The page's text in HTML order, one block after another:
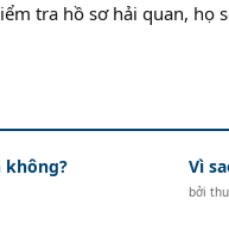
tra hồ sơ hải quan, họ
không? Vì
bởi